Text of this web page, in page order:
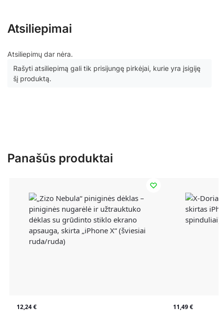
Atsiliepimai
Atsiliepimų dar nėra.
Rašyti atsiliepimą gali tik prisijungę pirkėjai, kurie yra įsigiję
šį produktą.
Panašūs produktai
12,24€ 11,49€